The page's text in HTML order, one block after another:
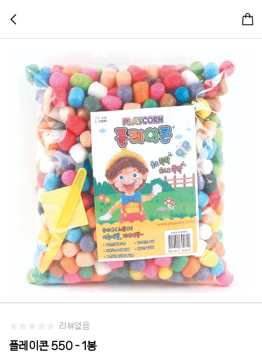
리뷰없음
플레이콘 550 - 1봉